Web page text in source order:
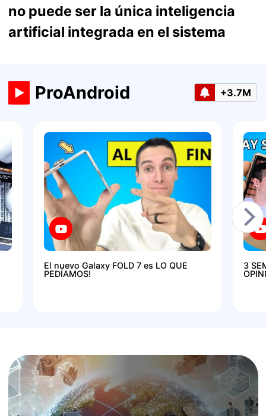
no puede ser la única inteligencia
artificial integrada en el sistema
ProAndroid +3.7M
El nuevo Galaxy FOLD 7 es LO QUE
PEDÍAMOS!
3